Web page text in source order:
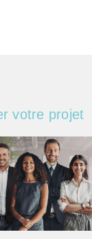
votre projet